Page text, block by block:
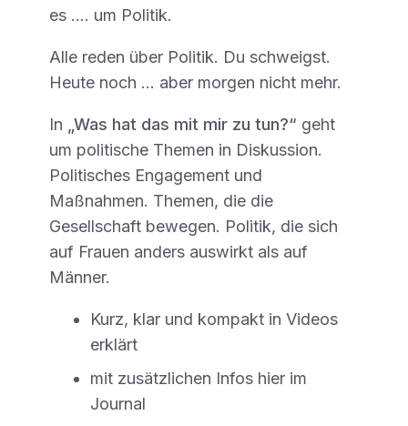
es …. um Politik.
Alle reden über Politik. Du schweigst.
Heute noch … aber morgen nicht mehr.
In „Was hat das mit mir zu tun?“ geht
um politische Themen in Diskussion.
Politisches Engagement und
Maßnahmen. Themen, die die
Gesellschaft bewegen. Politik, die sich
auf Frauen anders auswirkt als auf
Männer.
Kurz, klar und kompakt in Videos
erklärt
mit zusätzlichen Infos hier im
Journal